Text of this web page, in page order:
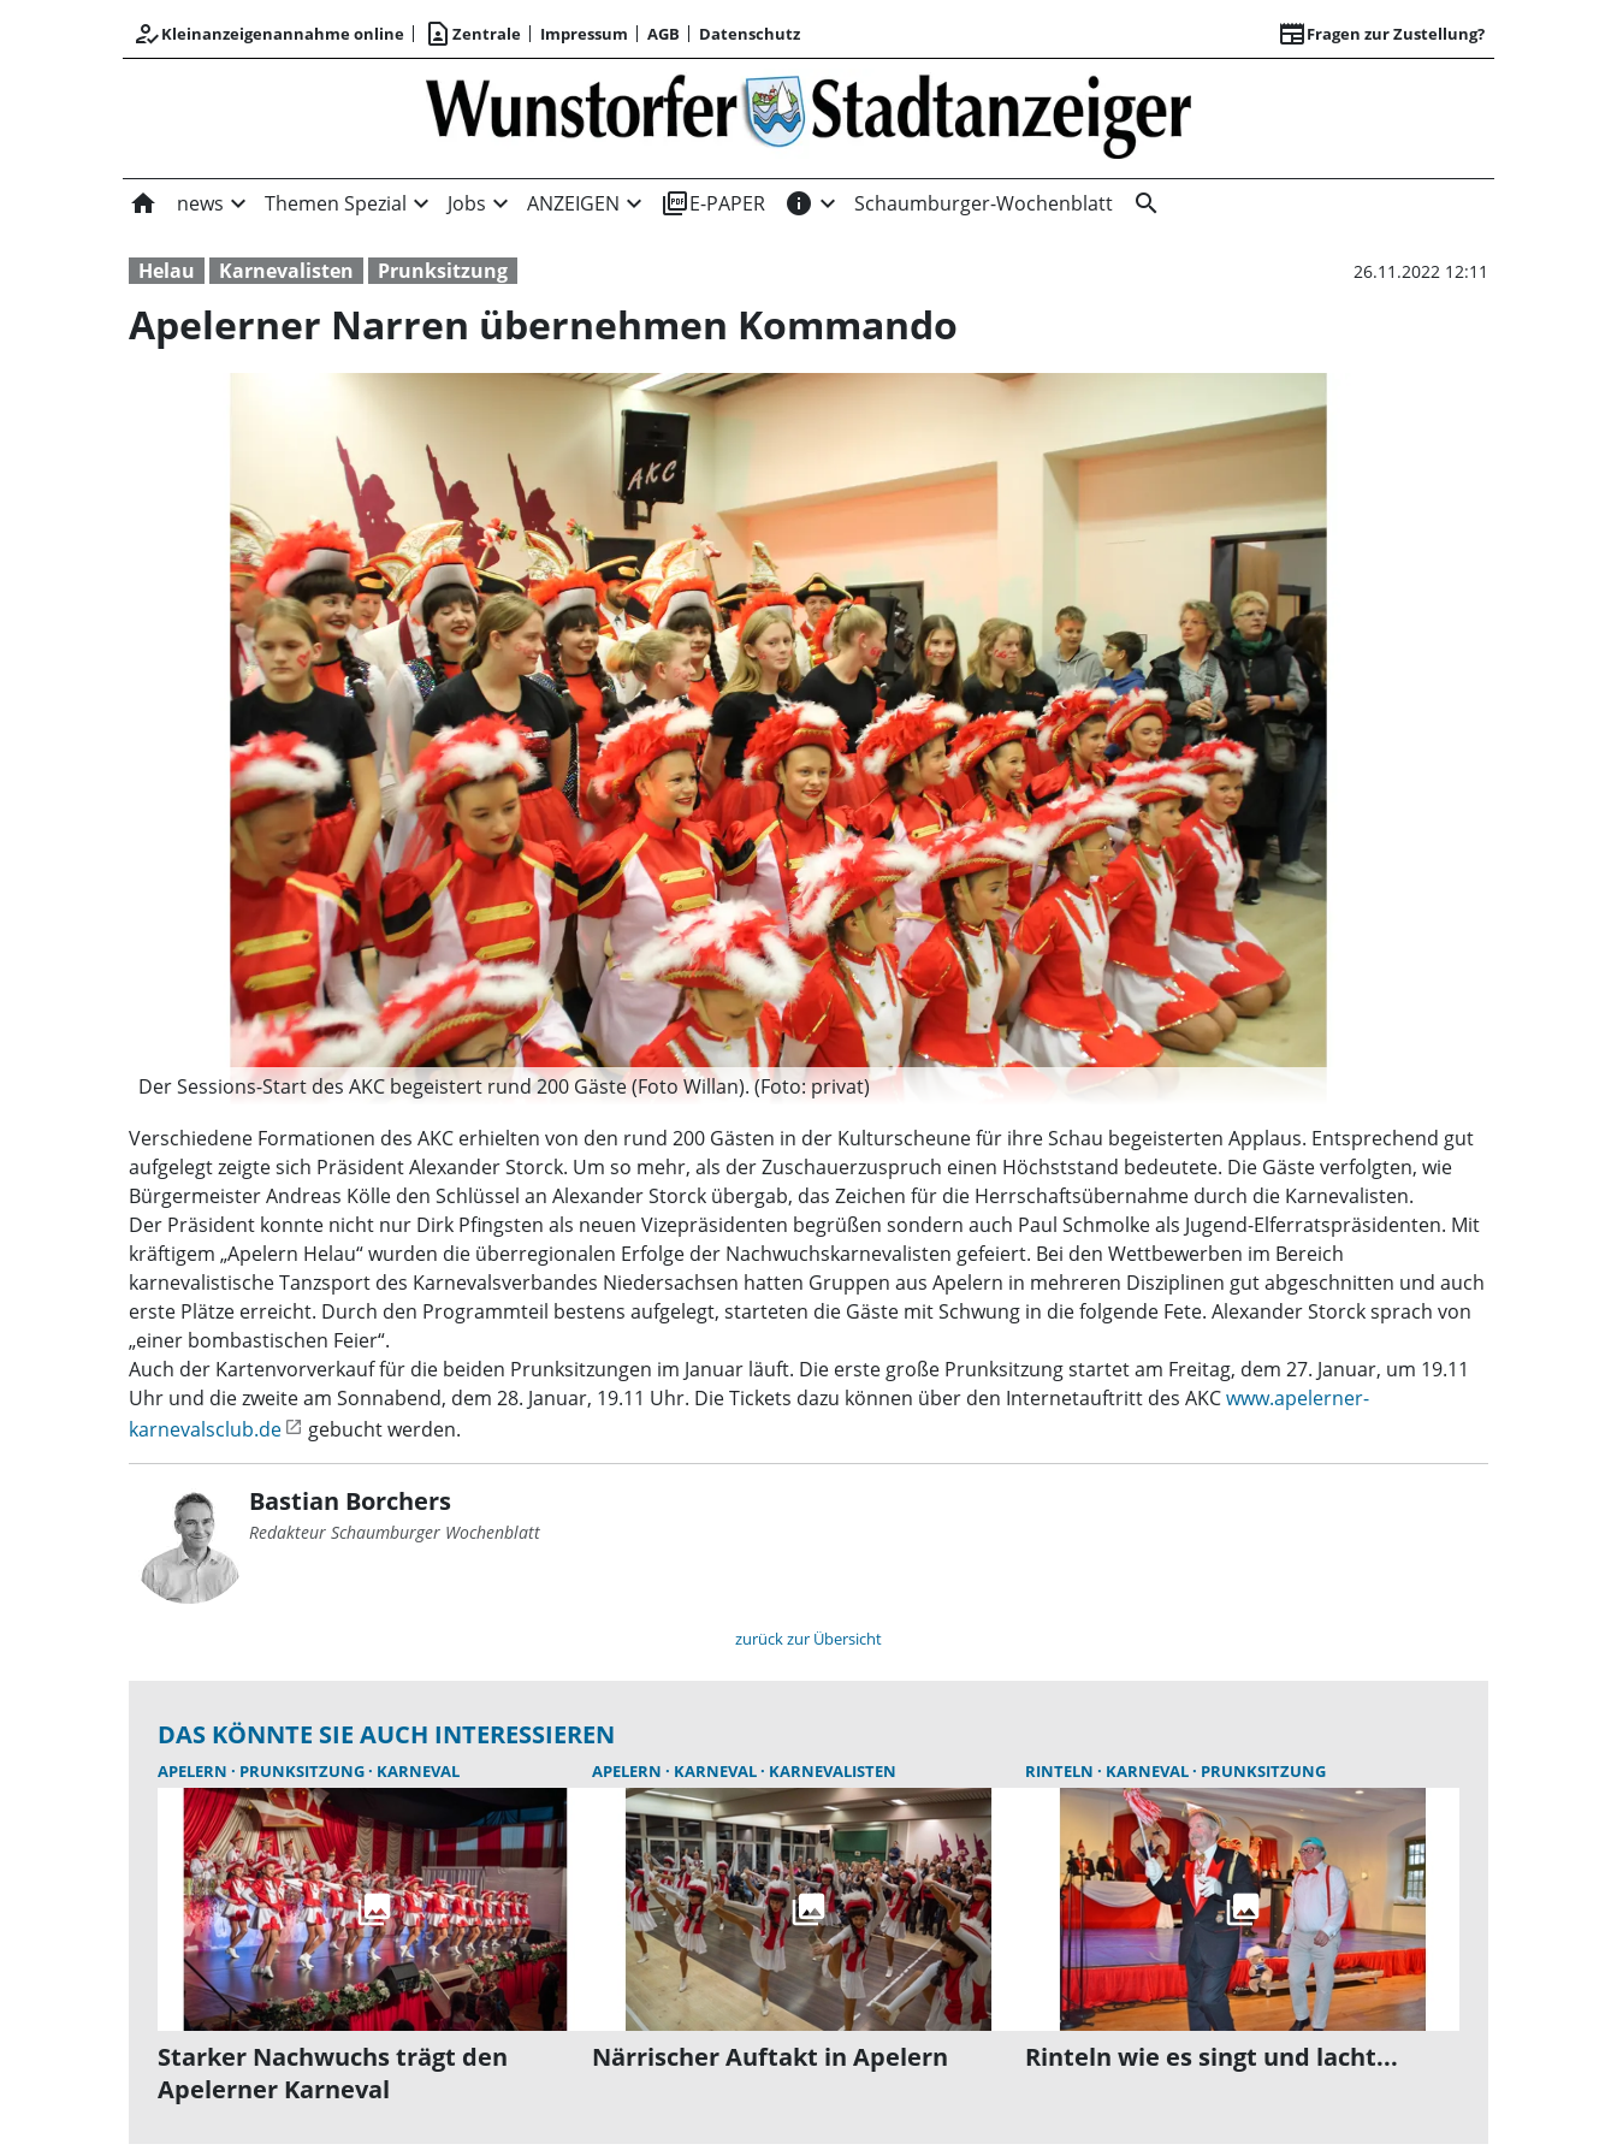
how_to_regKleinanzeigenannahme online contact_page Zentrale Impressum AGB Datenschutz newspaperFragen zur Zustellung?
Apelerner Narren
home news expand_more Themen Spezial expand_more Jobs expand_more ANZEIGEN expand_more picture_as_pdfE-PAPER info expand_more Schaumburger-Wochenblatt search
Helau Karnevalisten Prunksitzung 26.11.2022 12:11
Apelerner Narren übernehmen Kommando
Der Sessions-Start des AKC begeistert rund 200 Gäste (Foto Willan). (Foto: privat)
Verschiedene Formationen des AKC erhielten von den rund 200 Gästen in der Kulturscheune für ihre Schau begeisterten Applaus. Entsprechend gut
aufgelegt zeigte sich Präsident Alexander Storck. Um so mehr, als der Zuschauerzuspruch einen Höchststand bedeutete. Die Gäste verfolgten, wie
Bürgermeister Andreas Kölle den Schlüssel an Alexander Storck übergab, das Zeichen für die Herrschaftsübernahme durch die Karnevalisten.
Der Präsident konnte nicht nur Dirk Pfingsten als neuen Vizepräsidenten begrüßen sondern auch Paul Schmolke als Jugend-Elferratspräsidenten. Mit
kräftigem „Apelern Helau“ wurden die überregionalen Erfolge der Nachwuchskarnevalisten gefeiert. Bei den Wettbewerben im Bereich
karnevalistische Tanzsport des Karnevalsverbandes Niedersachsen hatten Gruppen aus Apelern in mehreren Disziplinen gut abgeschnitten und auch
erste Plätze erreicht. Durch den Programmteil bestens aufgelegt, starteten die Gäste mit Schwung in die folgende Fete. Alexander Storck sprach von
„einer bombastischen Feier“.
Auch der Kartenvorverkauf für die beiden Prunksitzungen im Januar läuft. Die erste große Prunksitzung startet am Freitag, dem 27. Januar, um 19.11
Uhr und die zweite am Sonnabend, dem 28. Januar, 19.11 Uhr. Die Tickets dazu können über den Internetauftritt des AKCwww.apelerner-
karnevalsclub.de
gebucht werden.
Bastian Borchers
Redakteur Schaumburger Wochenblatt
zurück zur Übersicht
DAS KÖNNTE SIE AUCH INTERESSIEREN
APELERN PRUNKSITZUNG KARNEVAL
Starker Nachwuchs trägt den
Apelerner Karneval
APELERN KARNEVAL KARNEVALISTEN
Närrischer Auftakt in Apelern
RINTELN KARNEVAL PRUNKSITZUNG
Rinteln wie es singt und lacht...